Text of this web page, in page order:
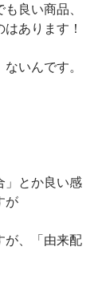
良い商品、
あります！
いんです。
」とか良い感
が
が、「由来配